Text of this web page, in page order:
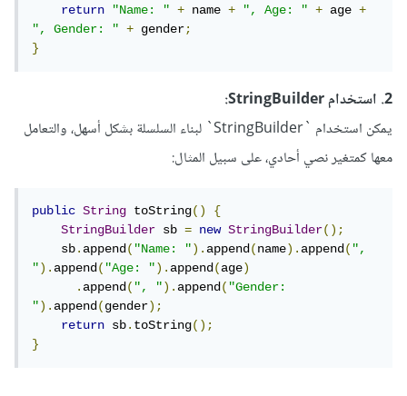
return
"Name: " + name + ", Age: " + age +
", Gender: "
+ gender;
}
2. استخدام StringBuilder:
يمكن استخدام `StringBuilder` لبناء السلسلة بشكل أسهل، والتعامل
معها كمتغير نصي أحادي، على سبيل المثال:
public String toString()
{
StringBuilder sb = new StringBuilder();
sb.append("Name: ").append(name).append(",
").append("Age: ").append(age)
.append(", ").append("Gender:
").append(gender);
return sb.toString();
}